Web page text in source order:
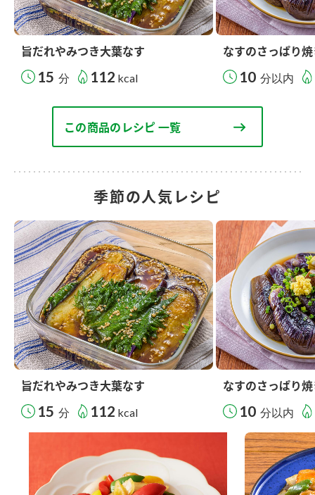
旨だれやみつき大葉なす
15 分 112 kcal
なすのさっぱり
10 分以内
この商品のレシピ 一覧
季節の人気レシピ
旨だれやみつき大葉なす
15 分 112 kcal
なすのさっぱり
10 分以内